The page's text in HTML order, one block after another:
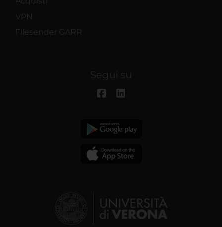
VPN
Filesender GARR
Segui su